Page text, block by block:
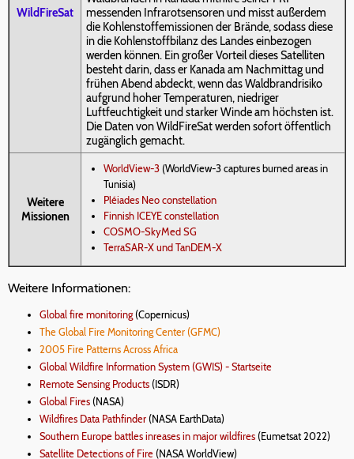
WildFireSat
messenden Infrarotsensoren und misst außerdem
die Kohlenstoffemissionen der Brände, sodass diese
in die Kohlenstoffbilanz des Landes einbezogen
werden können. Ein großer Vorteil dieses Satelliten
besteht darin, dass er Kanada am Nachmittag und
frühen Abend abdeckt, wenn das Waldbrandrisiko
aufgrund hoher Temperaturen, niedriger
Luftfeuchtigkeit und starker Winde am höchsten ist.
Die Daten von WildFireSat werden sofort öffentlich
zugänglich gemacht.
Weitere
Missionen
WorldView-3 (WorldView-3 captures burned areas in
Tunisia)
Pléiades Neo constellation
Finnish ICEYE constellation
COSMO-SkyMed SG
TerraSAR-X und TanDEM-X
Weitere Informationen:
Global fire monitoring(Copernicus)
The Global Fire Monitoring Center (GFMC)
2005 Fire Patterns Across Africa
Global Wildfire Information System (GWIS) - Startseite
Remote Sensing Products (ISDR)
Global Fires (NASA)
Wildfires Data Pathfinder (NASA EarthData)
Southern Europe battles inreases in major wildfires (Eumetsat 2022)
Satellite Detections of Fire (NASA WorldView)